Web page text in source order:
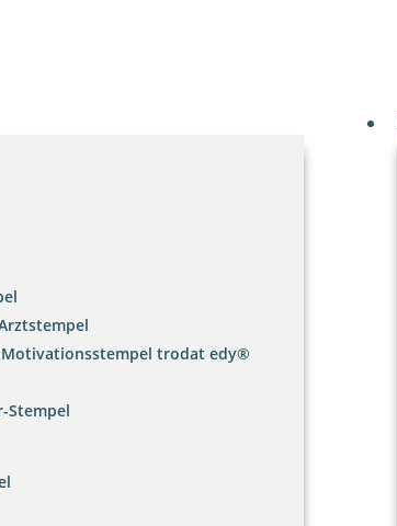
Motivationsstempel trodat edy®
Stempel